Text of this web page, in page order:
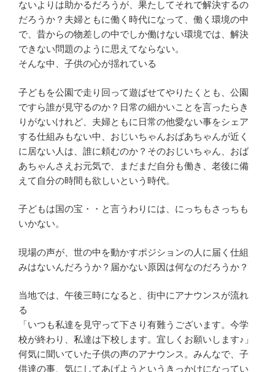
ないよりは助かるだろうが、果たしてそれで解決するの
だろうか？夫婦ともに働く時代になって、働く環境の中
で、昔からの物差しの中でしか働けない環境では、解決
できない問題のように思えてならない。
そんな中、子供の心が揺れている
子どもを公園で走り回って遊ばせてやりたくとも、公園
ですら誰が見守るのか？日常の細かいことを言ったらき
りがないけれど、夫婦ともに日常の他愛ない事をシェア
する仕組みもない中、おじいちゃんおばあちゃんが近く
に居ない人は、誰に頼むのか？そのおじいちゃん、おば
あちゃんさえお元気で、まだまだ自分も働き、老後に備
えて自分の時間も欲しいという時代。
子どもは国の宝・・と言うわりには、にっちもさっちも
いかない。
現場の声が、世の中を動かすポジションの人に届く仕組
みはないんだろうか？届かない原因は何なのだろうか？
当地では、午後三時になると、街中にアナウンスが流れ
る
「いつも私達を見守って下さり有難うございます。今学
校が終わり、私達は下校します。宜しくお願いします♪」
何気に聞いていた子供の声のアナウンス。みんなで、子
供達の事、気にしてあげようというきっかけになってい